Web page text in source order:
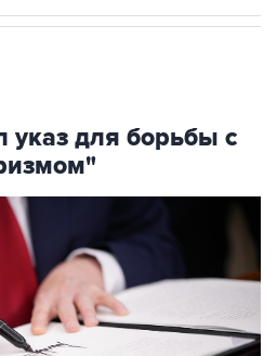
указ для борьбы с